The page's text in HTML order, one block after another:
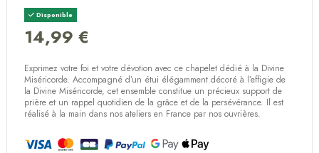
Disponible
14,99 €
Exprimez votre foi et votre dévotion avec ce chapelet dédié à la Divine
Miséricorde. Accompagné d’un étui élégamment décoré à l’effigie de
la Divine Miséricorde, cet ensemble constitue un précieux support de
prière et un rappel quotidien de la grâce et de la persévérance. Il est
réalisé à la main dans nos ateliers en France par nos ouvrières.